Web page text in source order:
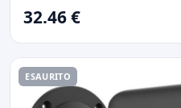
32.46 €
ESAURITO